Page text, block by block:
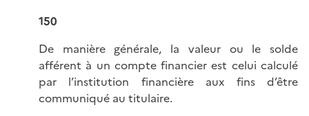
150
De manière générale, la valeur ou le solde
afférent à un compte financier est celui calculé
par l’institution financière aux fins d’être
communiqué au titulaire.